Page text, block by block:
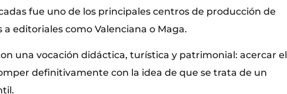
fue uno de los principales centros de producción de
editoriales como Valenciana o Maga.
una vocación didáctica, turística y patrimonial: acercar el
definitivamente con la idea de que se trata de un